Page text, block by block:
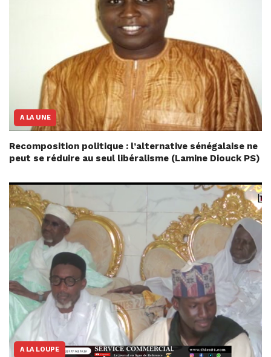
A LA UNE
Recomposition politique : l’alternative sénégalaise ne
peut se réduire au seul libéralisme (Lamine Diouck PS)
A LA LOUPE